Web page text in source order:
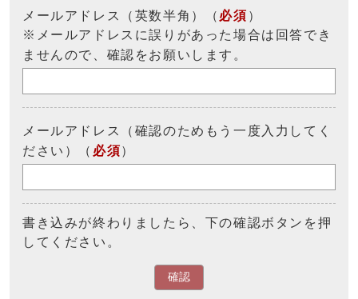
メールアドレス（英数半角）（ 必須 ）
※メールアドレスに誤りがあった場合は回答でき
ませんので、確認をお願いします。
メールアドレス（確認のためもう一度入力してく
ださい）（ 必須）
書き込みが終わりましたら、下の確認ボタンを押
してください。
確認